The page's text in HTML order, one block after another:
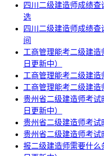
四川二级建造师成绩
选
四川二级建造师成绩查
间
工商管理能考二级建
日更新中）
工商管理能考二级建
工商管理能考二级建造
贵州省二级建造师考
日更新中）
贵州省二级建造师考
贵州省二级建造师考试
报二级建造师需要什